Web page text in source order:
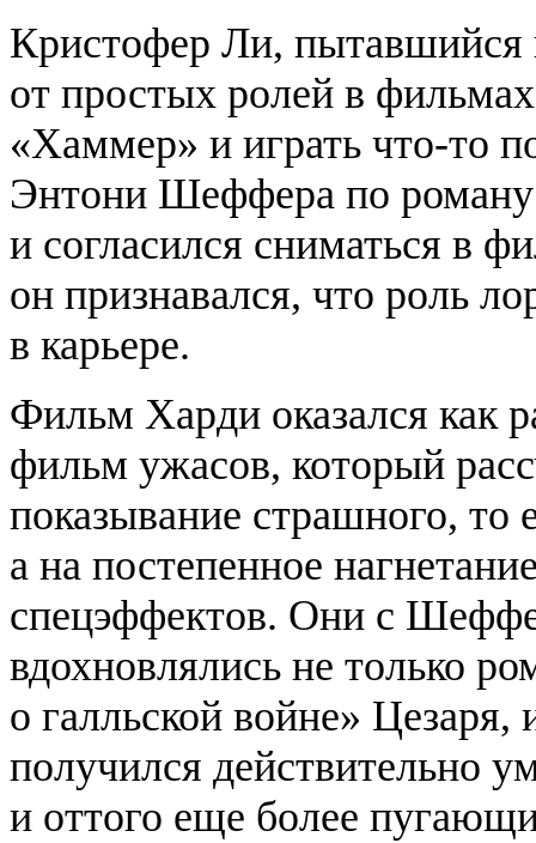
Кристофер Ли, пытавшийся
от простых ролей в
«Хаммер» и играть что-то
Энтони Шеффера по
и согласился сниматься в
он признавался, что роль
в карьере.
Фильм Харди оказался как
фильм ужасов, который
показывание страшного, то
а на постепенное
спецэффектов. Они с
вдохновлялись не только
о галльской войне»
получился действительно
и оттого еще более